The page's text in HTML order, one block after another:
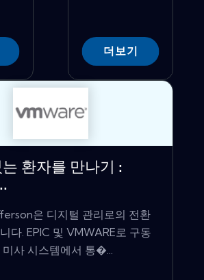
더보기
환자를 만나기 :
은 디지털 관리로의 전환
다. EPIC 및 VMWARE로 구동
미사 시스템에서 통�...